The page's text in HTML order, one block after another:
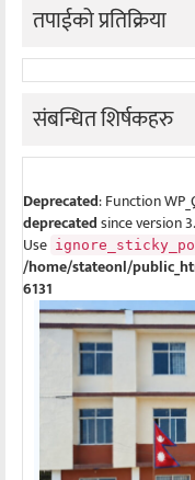
तपाईको प्रतिक्रिया
संबन्धित शिर्षकहरु
Deprecated: Function
deprecatedsince version
Use
/home/stateonl/
6131